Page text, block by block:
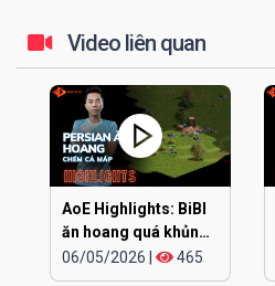
Video liên quan
AoE Highlights: BiBI
ăn hoang quá khủng
khiếp
06/05/2026 465